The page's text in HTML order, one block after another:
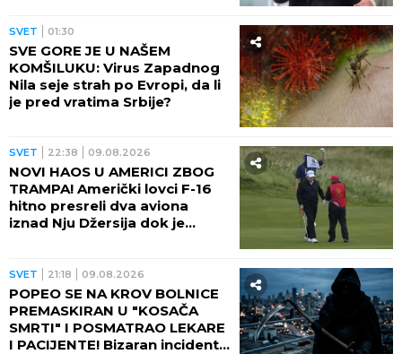
SVET 01:30
SVE GORE JE U NAŠEM
KOMŠILUKU: Virus Zapadnog
Nila seje strah po Evropi, da li
je pred vratima Srbije?
SVET 22:38 09.08.2026
NOVI HAOS U AMERICI ZBOG
TRAMPA! Američki lovci F-16
hitno presreli dva aviona
iznad Nju Džersija dok je
SVET 21:18 09.08.2026
POPEO SE NA KROV BOLNICE
PREMASKIRAN U "KOSAČA
SMRTI" I POSMATRAO LEKARE
I PACIJENTE! Bizaran incident